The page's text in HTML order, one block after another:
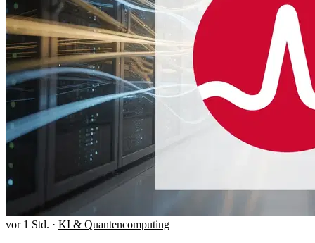
vor 1 Std. · KI & Quantencomputing